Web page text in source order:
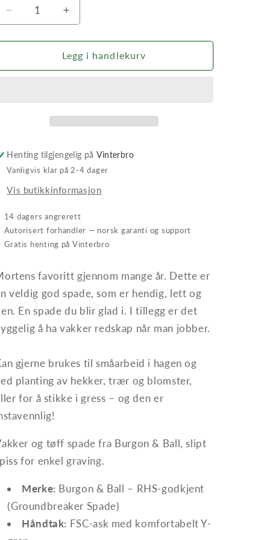
antallet
for
spade
Øk
antallet
for
Spiss
spade
Legg i handlekurv
Henting tilgjengelig påVinterbro
Vanligvis klar på 2-4 dager
Vis butikkinformasjon
14 dagers angrerett
Autorisert forhandler — norsk garanti og support
Gratis henting på Vinterbro
favoritt gjennom mange år. Dette er
veldig god spade, som er hendig, lett og
En spade du blir glad i. I tillegg er det
å ha vakker redskap når man jobber.
gjerne brukes til småarbeid i hagen og
planting av hekker, trær og blomster,
for å stikke i gress – og den er
og tøff spade fra Burgon & Ball, slipt
for enkel graving.
Merke: Burgon & Ball – RHS-godkjent
(Groundbreaker Spade)
Håndtak: FSC-ask med komfortabelt Y-